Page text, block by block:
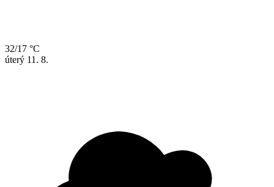
32/17 °C
úterý 11. 8.